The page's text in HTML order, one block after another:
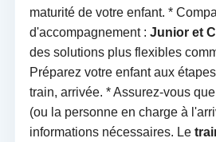
maturité de votre enfant. *
d'accompagnement : Junior et
des solutions plus flexibles
Préparez votre enfant aux
train, arrivée. * Assurez-vous
(ou la personne en charge à
informations nécessaires. Le